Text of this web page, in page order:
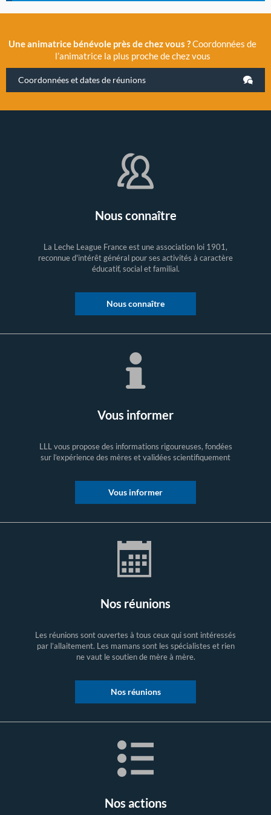
Une animatrice bénévole près de chez vous ?Coordonnées de
l’animatrice la plus proche de chez vous
Coordonnées et dates de réunions
Nous connaître
La Leche League France est une association loi 1901,
reconnue d'intérêt général pour ses activités à caractère
éducatif, social et familial.
Nous connaître
Vous informer
LLL vous propose des informations rigoureuses, fondées
sur l’expérience des mères et validées scientifiquement
Vous informer
Nos réunions
Les réunions sont ouvertes à tous ceux qui sont intéressés
par l’allaitement. Les mamans sont les spécialistes et rien
ne vaut le soutien de mère à mère.
Nos réunions
Nos actions